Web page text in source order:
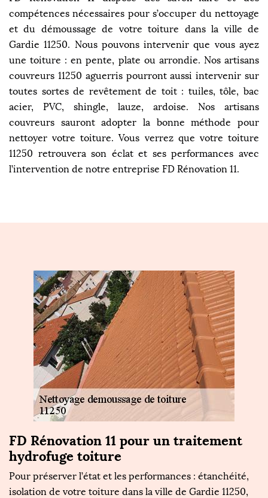
compétences nécessaires pour s’occuper du nettoyage
et du démoussage de votre toiture dans la ville de
Gardie 11250. Nous pouvons intervenir que vous ayez
une toiture : en pente, plate ou arrondie. Nos artisans
couvreurs 11250 aguerris pourront aussi intervenir sur
toutes sortes de revêtement de toit : tuiles, tôle, bac
acier, PVC, shingle, lauze, ardoise. Nos artisans
couvreurs sauront adopter la bonne méthode pour
nettoyer votre toiture. Vous verrez que votre toiture
11250 retrouvera son éclat et ses performances avec
l’intervention de notre entreprise FD Rénovation 11.
FD Rénovation 11 pour un traitement
hydrofuge toiture
Pour préserver l’état et les performances : étanchéité,
isolation de votre toiture dans la ville de Gardie 11250,